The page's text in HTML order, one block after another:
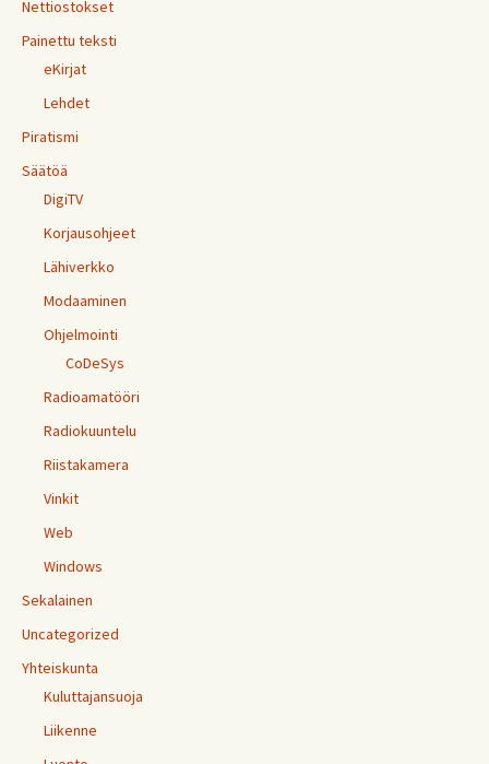
Nettiostokset
Painettu teksti
eKirjat
Lehdet
Piratismi
Säätöä
DigiTV
Korjausohjeet
Lähiverkko
Modaaminen
Ohjelmointi
CoDeSys
Radioamatööri
Radiokuuntelu
Riistakamera
Vinkit
Web
Windows
Sekalainen
Uncategorized
Yhteiskunta
Kuluttajansuoja
Liikenne